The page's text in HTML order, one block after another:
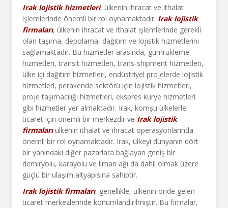
Irak lojistik hizmetleri, ülkenin ihracat ve ithalat
işlemlerinde önemli bir rol oynamaktadır. Irak lojistik
firmaları, ülkenin ihracat ve ithalat işlemlerinde gerekli
olan taşıma, depolama, dağıtım ve lojistik hizmetlerini
sağlamaktadır. Bu hizmetler arasında, gümrükleme
hizmetleri, transit hizmetleri, trans-shipment hizmetleri,
ülke içi dağıtım hizmetleri, endüstriyel projelerde lojistik
hizmetleri, perakende sektörü için lojistik hizmetleri,
proje taşımacılığı hizmetleri, ekspres kurye hizmetleri
gibi hizmetler yer almaktadır. Irak, komşu ülkelerle
ticaret için önemli bir merkezdir ve Irak lojistik
firmalarıülkenin ithalat ve ihracat operasyonlarında
önemli bir rol oynamaktadır. Irak, ülkeyi dünyanın dört
bir yanındaki diğer pazarlara bağlayan geniş bir
demiryolu, karayolu ve liman ağı da dahil olmak üzere
güçlü bir ulaşım altyapısına sahiptir.
Irak lojistik firmaları, genellikle, ülkenin önde gelen
ticaret merkezlerinde konumlandırılmıştır. Bu firmalar,